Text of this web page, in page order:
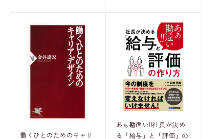
働くひとのためのキャリ
あぁ勘違い!!社長が決め
る「給与」と「評価」の